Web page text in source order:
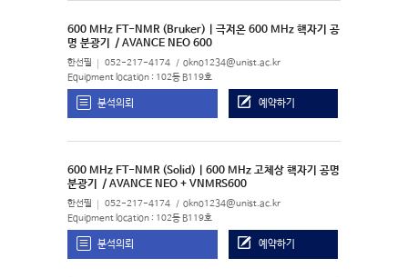
600 MHz FT-NMR (Bruker) | 극저온 600 MHz 핵자기 공
명 분광기
/ AVANCE NEO 600
한선필 052-217-4174 okno1234@unist.ac.kr
Equipment location : 102동 B119호
분석의뢰 예약하기
600 MHz FT-NMR (Solid) | 600 MHz 고체상 핵자기 공명
분광기
/ AVANCE NEO + VNMRS600
한선필 052-217-4174 okno1234@unist.ac.kr
Equipment location : 102동 B119호
분석의뢰 예약하기